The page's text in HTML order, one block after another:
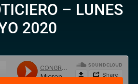
– LUNES
2020